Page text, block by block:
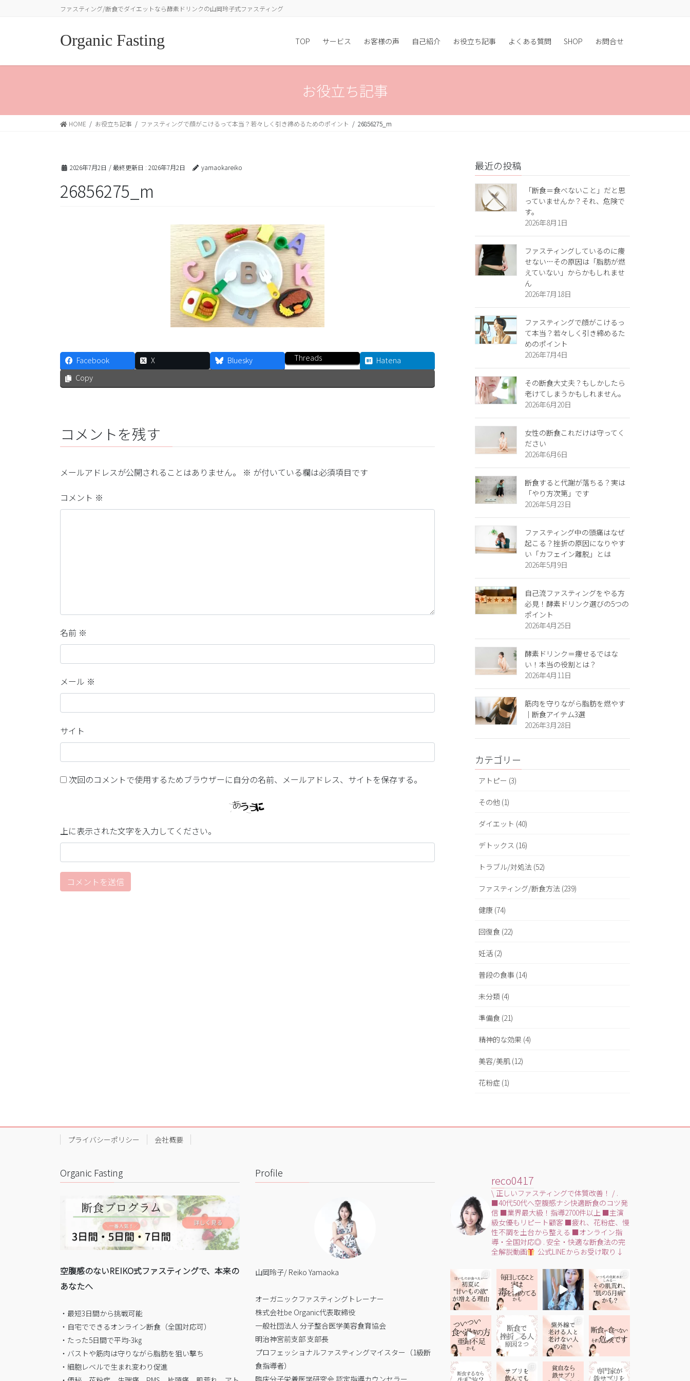
に
ョ
動
ファスティング/断食でダイエットなら酵素ドリンクの山岡玲子式ファスティング
Organic Fasting TOP サービス お客様の声 自己紹介 お役立ち記事 よくある質問 SHOP お問合せ
お役立ち記事
HOME お役立ち記事 ファスティングで顔がこけるって本当？若々しく引き締めるためのポイント 26856275_m
2026年7月2日 / 最終更新日 : 2026年7月2日 yamaokareiko
26856275_m
Facebook X Bluesky Threads
Hatena
Copy
コメントを残す
メールアドレスが公開されることはありません。 ※ が付いている欄は必須項目です
コメント ※
名前 ※
メール ※
サイト
次回のコメントで使用するためブラウザーに自分の名前、メールアドレス、サイトを保存する。
上に表示された文字を入力してください。
最近の投稿
「断食＝食べないこと」だと思
っていませんか？それ、危険で
す。
2026年8月1日
ファスティングしているのに痩
せない…その原因は「脂肪が燃
えていない」からかもしれませ
ん
2026年7月18日
ファスティングで顔がこけるっ
て本当？若々しく引き締めるた
めのポイント
2026年7月4日
その断食大丈夫？もしかしたら
老けてしまうかもしれません。
2026年6月20日
女性の断食これだけは守ってく
ださい
2026年6月6日
断食すると代謝が落ちる？実は
「やり方次第」です
2026年5月23日
ファスティング中の頭痛はなぜ
起こる？挫折の原因になりやす
い「カフェイン離脱」とは
2026年5月9日
自己流ファスティングをやる方
必見！酵素ドリンク選びの5つの
ポイント
2026年4月25日
酵素ドリンク＝痩せるではな
い！本当の役割とは？
2026年4月11日
筋肉を守りながら脂肪を燃やす
｜断食アイテム3選
2026年3月28日
カテゴリー
アトピー (3)
その他 (1)
ダイエット (40)
デトックス (16)
トラブル/対処法 (52)
ファスティング/断食方法 (239)
健康 (74)
回復食 (22)
妊活 (2)
普段の食事 (14)
未分類 (4)
準備食 (21)
精神的な効果 (4)
美容/美肌 (12)
花粉症 (1)
プライバシーポリシー 会社概要
Organic Fasting
空腹感のないREIKO式ファスティングで、本来の
あなたへ
・最短3日間から挑戦可能
・自宅でできるオンライン断食（全国対応可）
・たった5日間で平均-3㎏
・バストや筋肉は守りながら脂肪を狙い撃ち
・細胞レベルで生まれ変わり促進
Profile
山岡玲子/ Reiko Yamaoka
オーガニックファスティングトレーナー
株式会社be Organic代表取締役
一般社団法人 分子整合医学美容食育協会
明治神宮前支部 支部長
プロフェッショナルファスティングマイスター（1級断
食指導者）
臨床分子栄養医学研究会 認定指導カウンセラー
reco0417
\ 正しいファスティングで体質改善！ /.
■40代50代へ空腹感ナシ快適断食のコツ発
信 ■業界最大級！指導2700件以上■主演
級女優もリピート顧客 ■疲れ、花粉症、慢
性不調を土台から整える ■オンライン指
導・全国対応◎ . 安全・快適な断食法の完
全解説動画
公式LINEからお受け取り↓